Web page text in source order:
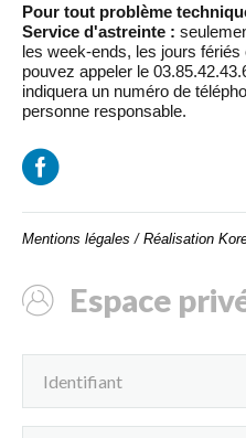
Pour tout problème
Service d'astreinte :
les week-ends, les jours
pouvez appeler le
indiquera un numéro de
personne responsable.
Mentions légales / Réalisation
Espace